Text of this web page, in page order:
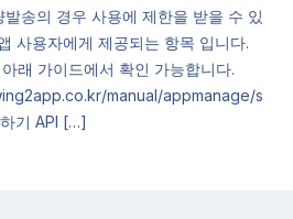
송의 경우 사용에 제한을 받을 수 있
사용자에게 제공되는 항목 입니다.
래 가이드에서 확인 가능합니다.
manual/appmanage/s
기 API […]